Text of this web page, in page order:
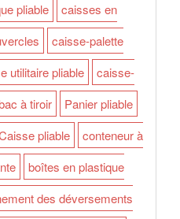
pliable
caisses en
caisse-palette
utilitaire pliable
caisse-
à tiroir
Panier pliable
pliable
conteneur à
boîtes en plastique
des déversements